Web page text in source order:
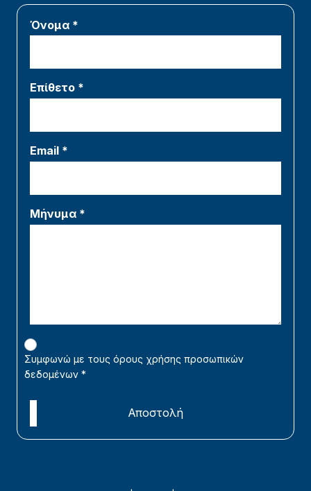
Όνομα *
Επίθετο *
Email *
Μήνυμα *
Συμφωνώ με τους όρους χρήσης προσωπικών
δεδομένων *
Αποστολή